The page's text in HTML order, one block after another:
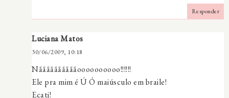
Responder
Luciana Matos
30/06/2009, 10:18
Nããããããããããoooooooooo!!!!!!
Ele pra mim é Ú Ó maiúsculo em braile!
Ecati!